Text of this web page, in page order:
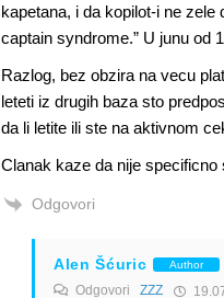
kapetana, i da kopilot-i ne zele
captain syndrome.” U junu od
Razlog, bez obzira na vecu
leteti iz drugih baza sto
da li letite ili ste na aktivnom
Clanak kaze da nije specificno
Odgovori
Alen Šćuric Author
Odgovori ZZZ